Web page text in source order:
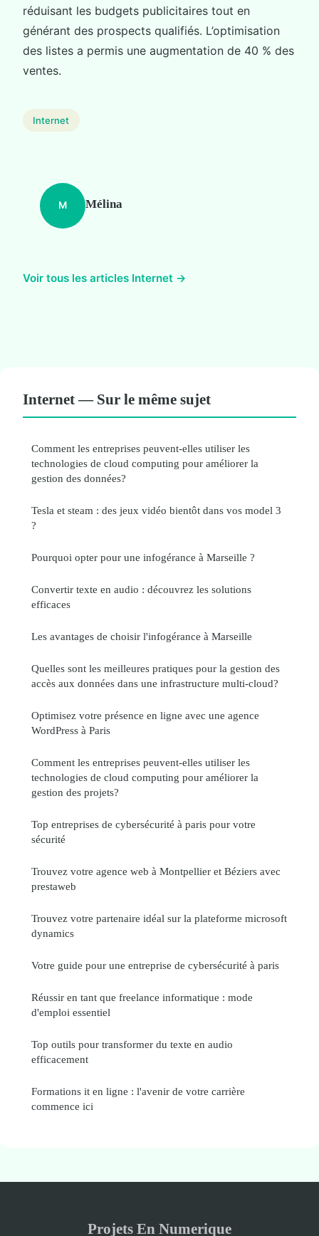
réduisant les budgets publicitaires tout en
générant des prospects qualifiés. L’optimisation
des listes a permis une augmentation de 40 % des
ventes.
Internet
M Mélina
Voir tous les articles Internet →
Internet — Sur le même sujet
Comment les entreprises peuvent-elles utiliser les
technologies de cloud computing pour améliorer la
gestion des données?
Tesla et steam : des jeux vidéo bientôt dans vos model 3
?
Pourquoi opter pour une infogérance à Marseille ?
Convertir texte en audio : découvrez les solutions
efficaces
Les avantages de choisir l'infogérance à Marseille
Quelles sont les meilleures pratiques pour la gestion des
accès aux données dans une infrastructure multi-cloud?
Optimisez votre présence en ligne avec une agence
WordPress à Paris
Comment les entreprises peuvent-elles utiliser les
technologies de cloud computing pour améliorer la
gestion des projets?
Top entreprises de cybersécurité à paris pour votre
sécurité
Trouvez votre agence web à Montpellier et Béziers avec
prestaweb
Trouvez votre partenaire idéal sur la plateforme microsoft
dynamics
Votre guide pour une entreprise de cybersécurité à paris
Réussir en tant que freelance informatique : mode
d'emploi essentiel
Top outils pour transformer du texte en audio
efficacement
Formations it en ligne : l'avenir de votre carrière
commence ici
Projets En Numerique